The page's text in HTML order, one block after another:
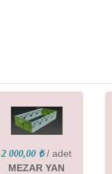
2 000,00 ₺ / adet
MEZAR YAN